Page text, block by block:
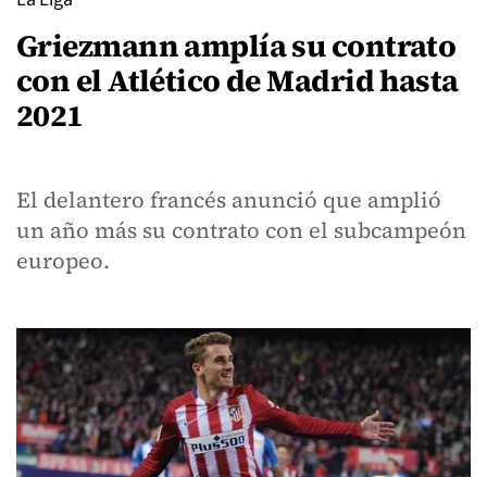
Griezmann amplía su contrato
con el Atlético de Madrid hasta
2021
El delantero francés anunció que amplió
un año más su contrato con el subcampeón
europeo.